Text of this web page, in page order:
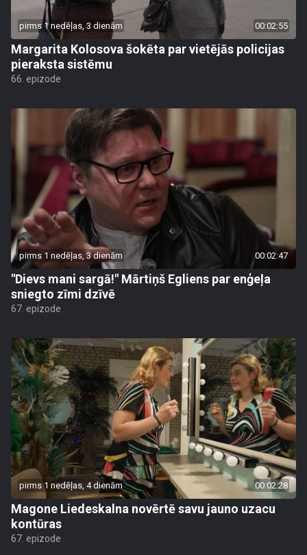
pirms 1 nedēļas, 3 dienām 00:02:55
Margarita Kolosova šokēta par vietējās policijas
pieraksta sistēmu
66. epizode
pirms 1 nedēļas, 3 dienām 00:02:47
"Dievs mani sargā!" Mārtiņš Egliens par enģeļa
sniegto zīmi dzīvē
67. epizode
pirms 1 nedēļas, 4 dienām 00:02:28
Magone Liedeskalna novērtē savu jauno uzacu
kontūras
67. epizode